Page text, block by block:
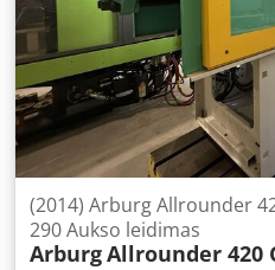
(2014) Arburg Allrounder
290 Aukso leidimas
ArburgAllrounder 420